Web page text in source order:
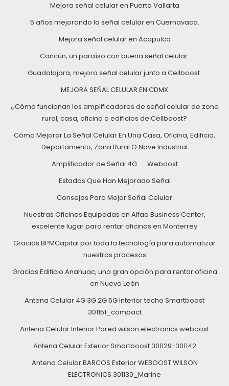
Mejora señal celular en Puerto Vallarta
5 años mejorando la señal celular en Cuernavaca.
Mejora señal celular en Acapulco
Cancún, un paraíso con buena señal celular.
Guadalajara, mejora señal celular junto a Cellboost.
MEJORA SEÑAL CELULAR EN CDMX
¿Cómo funcionan los amplificadores de señal celular de zona
rural, casa, oficina o edificios de Cellboost?
Cómo Mejorar La Señal Celular En Una Casa, Oficina, Edificio,
Departamento, Zona Rural O Nave Industrial
Amplificador de Señal 4G
Weboost
Estados Que Han Mejorado Señal
Consejos Para Mejor Señal Celular
Nuestras Oficinas Equipadas en Alfao Business Center,
excelente lugar para rentar oficinas en Monterrey
Gracias BPMCapital por toda la tecnología para automatizar
nuestros procesos
Gracias Edificio Anahuac, una gran opción para rentar oficina
en Nuevo León
Antena Celular 4G 3G 2G 5G Interior techo Smartboost
301151_compact
Antena Celular Interior Pared wilson electronics weboost
Antena Celular Exterior Smartboost 301129-301142
Antena Celular BARCOS Exterior WEBOOST WILSON
ELECTRONICS 301130_Marine